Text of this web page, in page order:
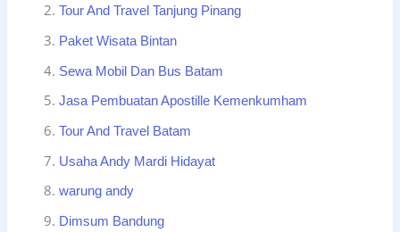
Tour And Travel Tanjung Pinang
Paket Wisata Bintan
Sewa Mobil Dan Bus Batam
Jasa Pembuatan Apostille Kemenkumham
Tour And Travel Batam
Usaha Andy Mardi Hidayat
warung andy
Dimsum Bandung